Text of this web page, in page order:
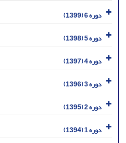
دوره 6 (1399)
دوره 5 (1398)
دوره 4 (1397)
دوره 3 (1396)
دوره 2 (1395)
دوره 1 (1394)